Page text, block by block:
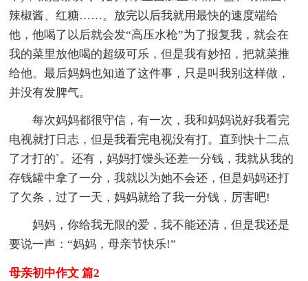
辣椒酱、红糖……。放完以后我就用最快的速度端给
他，他喝了以后就会发“高压水枪”为了报复我，就会在
我的菜里放他喝的超级可乐，但是我有妙招，把就菜推
给他。最后妈妈也知道了这件事，只是叫我别这样做，
并没有发脾气。
每次妈妈都很守信，有一次，我和妈妈说好我看完
电视就打日志，但是我看完电视没有打。直到快十二点
了才打的`。还有，妈妈打馒头还差一分钱，我就从我的
存钱罐中拿了一分，我就以为她不会还，但是妈妈还打
了欠条，过了一天，妈妈就给了我一分钱，厉害吧!
妈妈，你给我无限的爱，我不能还清，但是我还是
要说一声：“妈妈，母亲节快乐!”
母亲初中作文 篇2